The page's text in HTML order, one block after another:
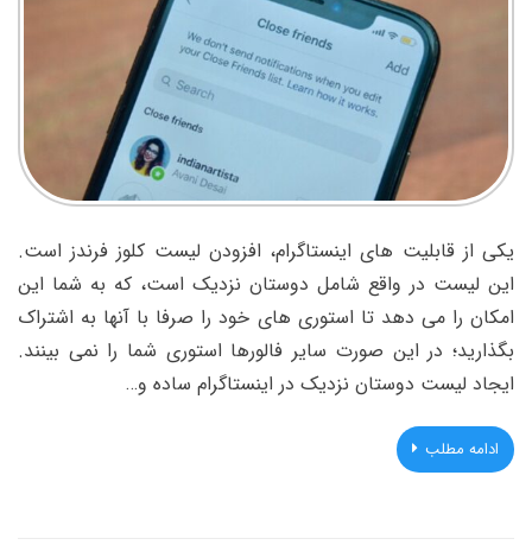
یکی از قابلیت های اینستاگرام، افزودن لیست کلوز فرندز است.
این لیست در واقع شامل دوستان نزدیک است، که به شما این
امکان را می ​دهد تا استوری​ های خود را صرفا با آن​ها به اشتراک
بگذارید؛ در این صورت سایر فالورها استوری شما را نمی بینند.
ایجاد لیست دوستان نزدیک در اینستاگرام ساده و…
ادامه مطلب